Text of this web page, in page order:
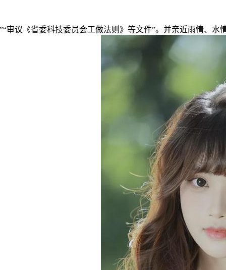
《省委科技委员会工做法则》等文件”。并亲近雨情、水